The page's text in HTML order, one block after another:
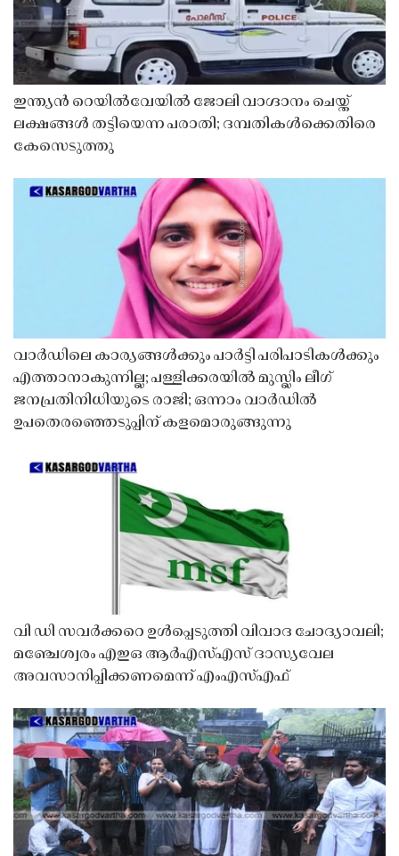
ഇന്ത്യൻ റെയിൽവേയിൽ ജോലി വാഗ്ദാനം ചെയ്ത്
ലക്ഷങ്ങൾ തട്ടിയെന്ന പരാതി; ദമ്പതികൾക്കെതിരെ
കേസെടുത്തു
വാർഡിലെ കാര്യങ്ങൾക്കും പാർട്ടി പരിപാടികൾക്കും
എത്താനാകുന്നില്ല; പള്ളിക്കരയിൽ മുസ്ലിം ലീഗ്
ജനപ്രതിനിധിയുടെ രാജി; ഒന്നാം വാർഡിൽ
ഉപതെരഞ്ഞെടുപ്പിന് കളമൊരുങ്ങുന്നു
വി ഡി സവർക്കറെ ഉൾപ്പെടുത്തി വിവാദ ചോദ്യാവലി;
മഞ്ചേശ്വരം എഇഒ ആർഎസ്എസ് ദാസ്യവേല
അവസാനിപ്പിക്കണമെന്ന് എംഎസ്എഫ്